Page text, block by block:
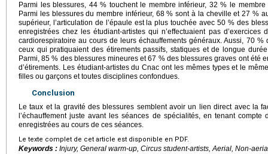
Parmi les blessures, 44 % touchent le membre inférieur, 32 % le
Parmi les blessures du membre inférieur, 68 % sont à la cheville et 27 %
supérieur, l’articulation de l’épaule est la plus touchée avec 50 % des
enregistrées chez les étudiant-artistes qui n’effectuaient pas d’exercices
cardiorespiratoire au cours de leurs échauffements généraux. Aussi, 70
ceux qui pratiquaient des étirements passifs, statiques et de longue
Parmi, 85 % des blessures mineures et 67 % des blessures graves ont été
d’étirements. Les étudiant-artistes du Cnac ont les mêmes types et le
filles ou garçons et toutes disciplines confondues.
Conclusion
Le taux et la gravité des blessures semblent avoir un lien direct avec la
l’échauffement juste avant les séances de spécialités, en tenant
enregistrées au cours de ces séances.
Le texte complet de cet article est disponible en PDF.
Keywords : Injury, General warm-up, Circus student-artists, Aerial, Non-